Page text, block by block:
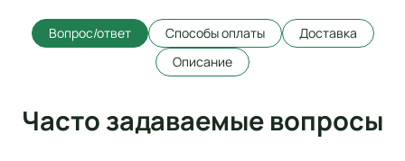
Вопрос/ответ Способы оплаты
Доставка
Описание
Часто задаваемые вопросы